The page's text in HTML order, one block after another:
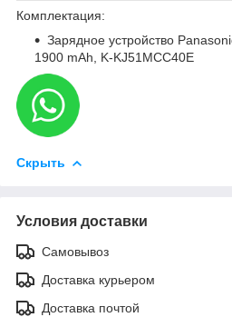
Комплектация:
Зарядное устройство
1900 mAh, K-KJ51MCC40E
Скрыть
Условия доставки
Самовывоз
Доставка курьером
Доставка почтой